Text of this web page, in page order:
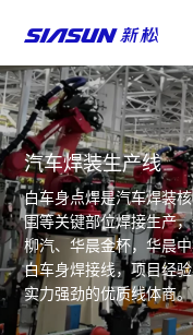
汽车焊装生产线
白车身点焊是汽车焊装
围等关键部位焊接生产
柳汽、华晨金杯，华晨
白车身焊接线，项目经
实力强劲的优质线体商。